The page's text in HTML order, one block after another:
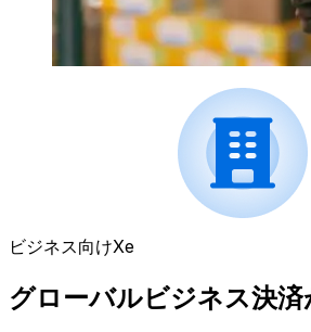
ビジネス向けXe
グローバルビジネス決済